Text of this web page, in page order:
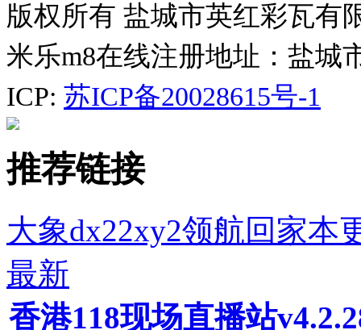
版权所有 盐城市英红彩瓦有
米乐m8在线注册地址：盐城
ICP: 苏ICP备20028615号-1
推荐链接
大象dx22xy2领航回家本
最新
香港118现场直播站